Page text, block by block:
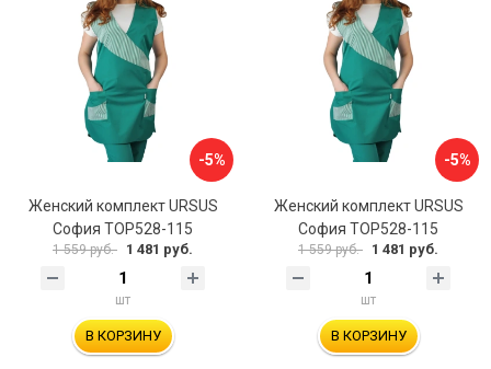
-5%
Женский комплект URSUS
София ТОР528-115
1 559 руб. 1 481 руб.
шт
В КОРЗИНУ
-5%
Женский комплект URSUS
София ТОР528-115
1 559 руб. 1 481 руб.
шт
В КОРЗИНУ